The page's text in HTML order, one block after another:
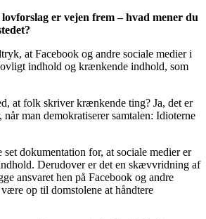
er vejen frem – hvad mener du
at Facebook og andre sociale medier i
indhold og krænkende indhold, som
at folk skriver krænkende ting? Ja, det er
når man demokratiserer samtalen: Idioterne
set dokumentation for, at sociale medier er
Derudover er det en skævvridning af
ansvaret hen på Facebook og andre
op til domstolene at håndtere